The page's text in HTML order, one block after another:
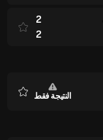
2
2
النتيجة فقط